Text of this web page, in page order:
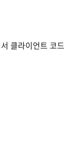
클라이언트 코드